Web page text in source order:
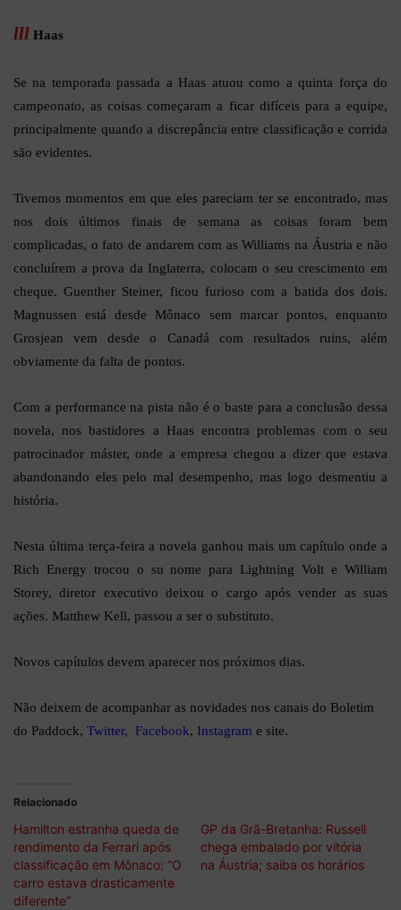
lll Haas
Se na temporada passada a Haas atuou como a quinta força do
campeonato, as coisas começaram a ficar difíceis para a equipe,
principalmente quando a discrepância entre classificação e corrida
são evidentes.
Tivemos momentos em que eles pareciam ter se encontrado, mas
nos dois últimos finais de semana as coisas foram bem
complicadas, o fato de andarem com as Williams na Áustria e não
concluírem a prova da Inglaterra, colocam o seu crescimento em
cheque. Guenther Steiner, ficou furioso com a batida dos dois.
Magnussen está desde Mônaco sem marcar pontos, enquanto
Grosjean vem desde o Canadá com resultados ruins, além
obviamente da falta de pontos.
Com a performance na pista não é o baste para a conclusão dessa
novela, nos bastidores a Haas encontra problemas com o seu
patrocinador máster, onde a empresa chegou a dizer que estava
abandonando eles pelo mal desempenho, mas logo desmentiu a
história.
Nesta última terça-feira a novela ganhou mais um capítulo onde a
Rich Energy trocou o su nome para Lightning Volt e William
Storey, diretor executivo deixou o cargo após vender as suas
ações. Matthew Kell, passou a ser o substituto.
Novos capítulos devem aparecer nos próximos dias.
Não deixem de acompanhar as novidades nos canais do Boletim
do Paddock, Twitter, Facebook, Instagram e site.
Relacionado
Hamilton estranha queda de
rendimento da Ferrari após
classificação em Mônaco: “O
carro estava drasticamente
diferente”
GP da Grã-Bretanha: Russell
chega embalado por vitória
na Áustria; saiba os horários